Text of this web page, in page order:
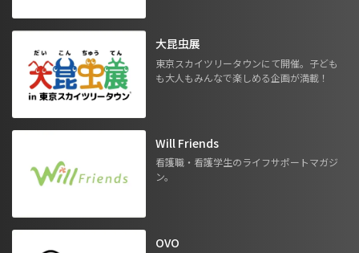
大昆虫展
東京スカイツリータウンにて開催。子ども
も大人もみんなで楽しめる企画が満載！
Will Friends
看護職・看護学生のライフサポートマガジ
ン。
OVO